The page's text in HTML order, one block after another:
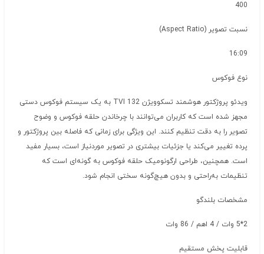
400
نسبت تصویر (Aspect Ratio)
16:09
نوع فوکوس
ویدئو پروژکتور هوشمند تسکوویژن TVI 132 به یک سیستم فوکوس دستی
مجهز شده است که کاربران می‌توانند با چرخاندن حلقه فوکوس و وضوح
تصویر را به دقت تنظیم کنند. این ویژگی برای زمانی که فاصله بین پروژکتور و
پرده تغییر می‌کند یا جزئیات بیشتری در تصویر موردنیاز است، بسیار مفید
است. همچنین، طراحی ارگونومیک حلقه فوکوس به گونه‌ای است که
تنظیمات به‌راحتی و بدون هیچ‌گونه سختی انجام شود.
مشخصات بلندگو
2*5 وات / 4 اهم / 86 وات
قابلیت پخش مستقیم